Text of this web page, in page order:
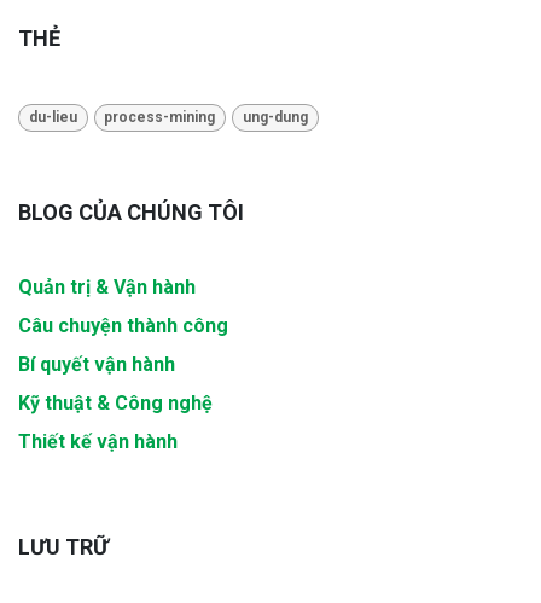
THẺ
du-lieu process-mining ung-dung
BLOG CỦA CHÚNG TÔI
Quản trị & Vận hành
Câu chuyện thành công
Bí quyết vận hành
Kỹ thuật & Công nghệ
Thiết kế vận hành
LƯU TRỮ